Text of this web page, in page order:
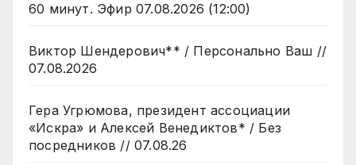
60 минут. Эфир 07.08.2026 (12:00)
Виктор Шендерович** / Персонально Ваш //
07.08.2026
Гера Угрюмова, президент ассоциации
«Искра» и Алексей Венедиктов* / Без
посредников // 07.08.26